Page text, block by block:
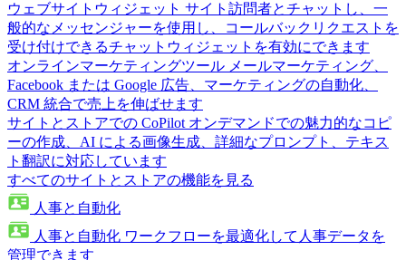
ウェブサイトウィジェット サイト訪問者とチャットし、一
般的なメッセンジャーを使用し、コールバックリクエストを
受け付けできるチャットウィジェットを有効にできます
オンラインマーケティングツール メールマーケティング、
Facebook または Google 広告、マーケティングの自動化、
CRM 統合で売上を伸ばせます
サイトとストアでの CoPilot オンデマンドでの魅力的なコピ
ーの作成、AI による画像生成、詳細なプロンプト、テキス
ト翻訳に対応しています
すべてのサイトとストアの機能を見る
人事と自動化
人事と自動化 ワークフローを最適化して人事データを
管理できます